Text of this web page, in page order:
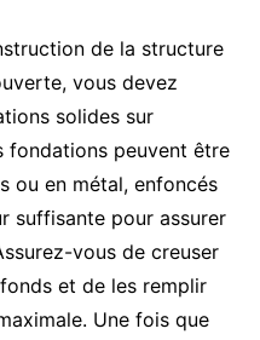
de la structure
vous devez
solides sur
fondations peuvent être
ou en métal, enfoncés
suffisante pour assurer
vous de creuser
et de les remplir
Une fois que